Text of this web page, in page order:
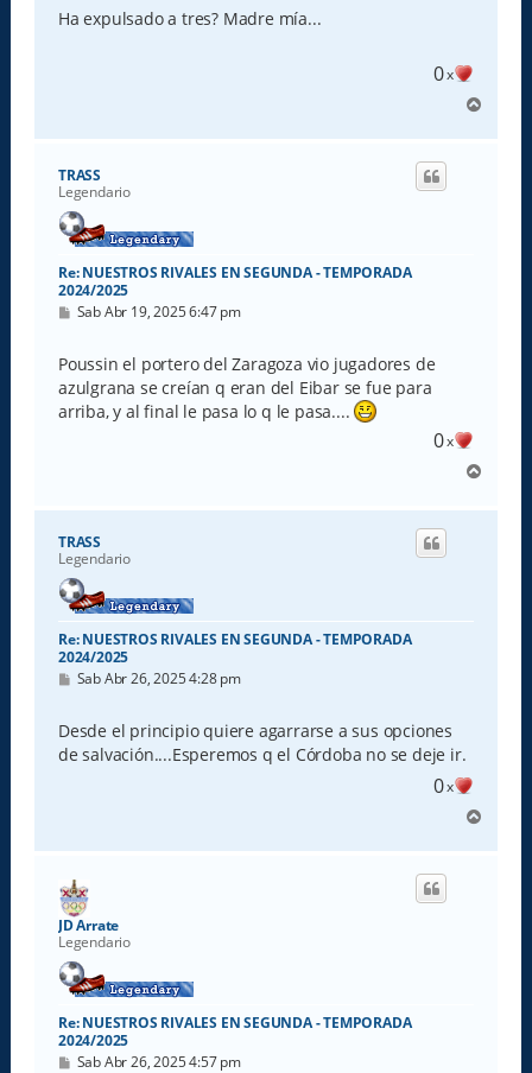
s
a
Ha expulsado a tres? Madre mía...
0x
r
TRASS
Legendario
Re: NUESTROS RIVALES EN SEGUNDA - TEMPORADA
2024/2025
M
s
a
j
e
Sab Abr 19, 2025 6:47 pm
Poussin el portero del Zaragoza vio jugadores de
azulgrana se creían q eran del Eibar se fue para
arriba, y al final le pasa lo q le pasa....
0x
r
TRASS
Legendario
Re: NUESTROS RIVALES EN SEGUNDA - TEMPORADA
2024/2025
M
s
a
j
Sab Abr 26, 2025 4:28 pm
Desde el principio quiere agarrarse a sus opciones
de salvación....Esperemos q el Córdoba no se deje ir.
0x
r
JD Arrate
Legendario
Re: NUESTROS RIVALES EN SEGUNDA - TEMPORADA
2024/2025
M
Sab Abr 26, 2025 4:57 pm